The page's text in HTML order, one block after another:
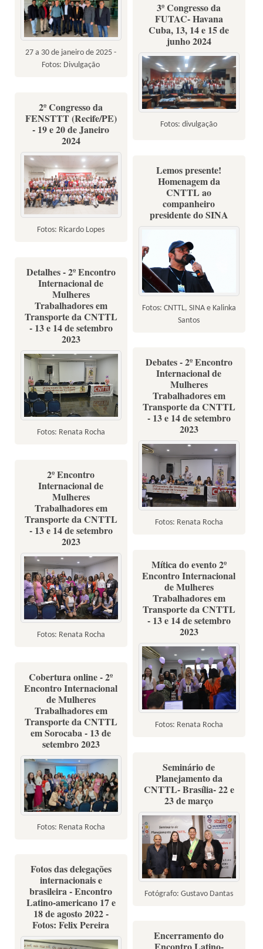
27 a 30 de janeiro de 2025 -
Fotos: Divulgação
3º Congresso da
FUTAC- Havana
Cuba, 13, 14 e 15 de
junho 2024
Fotos: divulgação
2º Congresso da
FENSTTT (Recife/PE)
- 19 e 20 de Janeiro
2024
Fotos: Ricardo Lopes
Lemos presente!
Homenagem da
CNTTL ao
companheiro
presidente do SINA
Fotos: CNTTL, SINA e Kalinka
Santos
Detalhes - 2º Encontro
Internacional de
Mulheres
Trabalhadores em
Transporte da CNTTL
- 13 e 14 de setembro
2023
Fotos: Renata Rocha
Debates - 2º Encontro
Internacional de
Mulheres
Trabalhadores em
Transporte da CNTTL
- 13 e 14 de setembro
2023
Fotos: Renata Rocha
2º Encontro
Internacional de
Mulheres
Trabalhadores em
Transporte da CNTTL
- 13 e 14 de setembro
2023
Fotos: Renata Rocha
Mítica do evento 2º
Encontro Internacional
de Mulheres
Trabalhadores em
Transporte da CNTTL
- 13 e 14 de setembro
2023
Fotos: Renata Rocha
Cobertura online - 2º
Encontro Internacional
de Mulheres
Trabalhadores em
Transporte da CNTTL
em Sorocaba - 13 de
setembro 2023
Fotos: Renata Rocha
Seminário de
Planejamento da
CNTTL- Brasília- 22 e
23 de março
Fotógrafo: Gustavo Dantas
Fotos das delegações
internacionais e
brasileira - Encontro
Latino-americano 17 e
18 de agosto 2022 -
Fotos: Felix Pereira
Encerramento do